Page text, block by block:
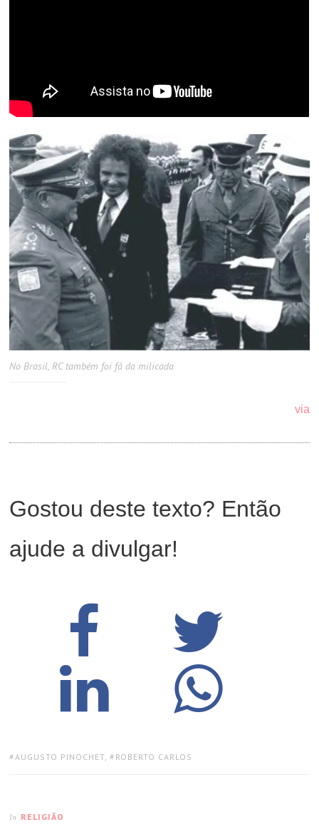
No Brasil, RC também foi fã da milicada
via
Gostou deste texto? Então
ajude a divulgar!
TAGS:
AUGUSTO PINOCHET, ROBERTO CARLOS
In RELIGIÃO